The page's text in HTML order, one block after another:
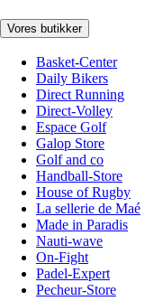
Vores butikker
Basket-Center
Daily Bikers
Direct Running
Direct-Volley
Espace Golf
Galop Store
Golf and co
Handball-Store
House of Rugby
La sellerie de Maé
Made in Paradis
Nauti-wave
On-Fight
Padel-Expert
Pecheur-Store